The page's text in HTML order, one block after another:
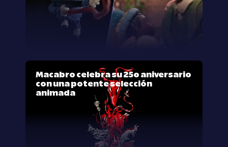
Macabro celebra su 25º aniversario
con una potente selección
animada